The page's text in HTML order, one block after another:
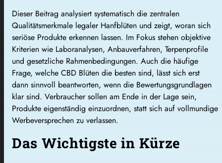
Dieser Beitrag analysiert systematisch die zentralen
Qualitätsmerkmale legaler Hanfblüten und zeigt, woran sich
seriöse Produkte erkennen lassen. Im Fokus stehen objektive
Kriterien wie Laboranalysen, Anbauverfahren, Terpenprofile
und gesetzliche Rahmenbedingungen. Auch die häufige
Frage, welche CBD Blüten die besten sind, lässt sich erst
dann sinnvoll beantworten, wenn die Bewertungsgrundlagen
klar sind. Verbraucher sollen am Ende in der Lage sein,
Produkte eigenständig einzuordnen, statt sich auf vollmundige
Werbeversprechen zu verlassen.
Das Wichtigste in Kürze